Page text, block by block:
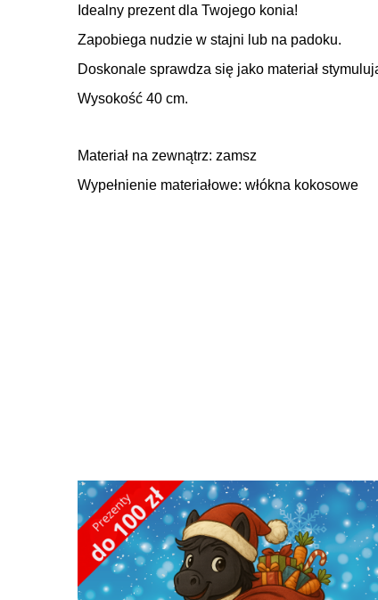
Idealny prezent dla Twojego konia!
Zapobiega nudzie w stajni lub na padoku.
Doskonale sprawdza się jako materiał
Wysokość 40 cm.
Materiał na zewnątrz: zamsz
Wypełnienie materiałowe: włókna kokosowe